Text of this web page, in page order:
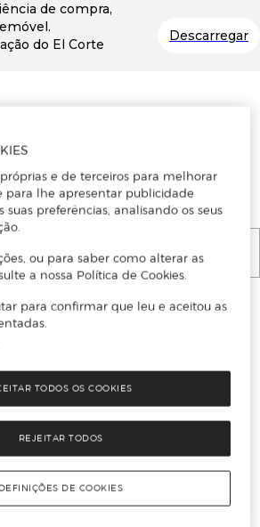
para se registar ou
de compra,
do El Corte
Descarregar
e de terceiros para melhorar
para lhe apresentar publicidade
suas preferências, analisando os seus
ou para saber como alterar as
a nossa Política de Cookies.
para confirmar que leu e aceitou as
REJEITAR TODOS
TODOS OS COOKIES
DEFINIÇÕES DE COOKIES